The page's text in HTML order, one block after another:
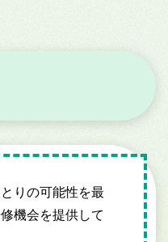
りの可能性を最
機会を提供して